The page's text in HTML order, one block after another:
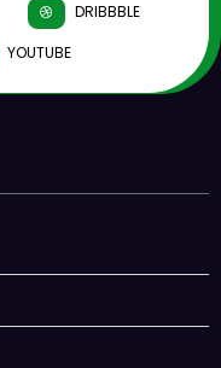
DRIBBBLE
YOUTUBE